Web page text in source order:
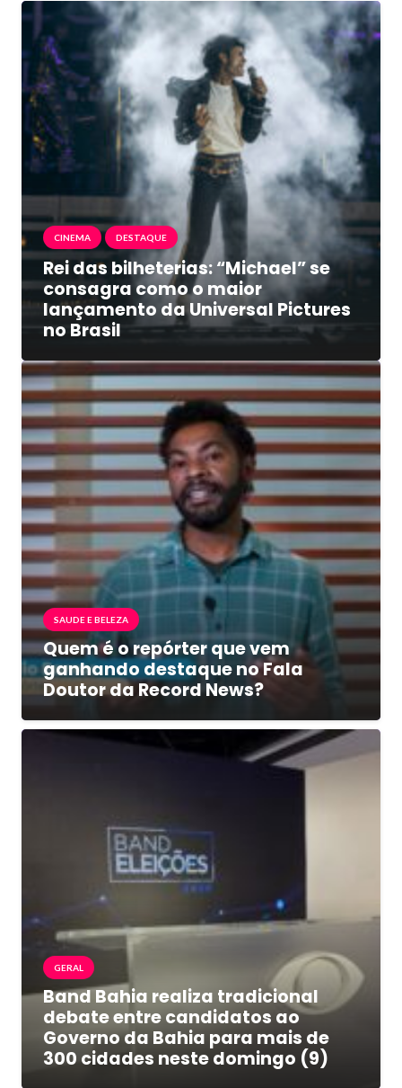
CINEMA DESTAQUE
Rei das bilheterias: “Michael” se
consagra como o maior
lançamento da Universal Pictures
no Brasil
SAUDE E BELEZA
Quem é o repórter que vem
ganhando destaque no Fala
Doutor da Record News?
GERAL
Band Bahia realiza tradicional
debate entre candidatos ao
Governo da Bahia para mais de
300 cidades neste domingo (9)